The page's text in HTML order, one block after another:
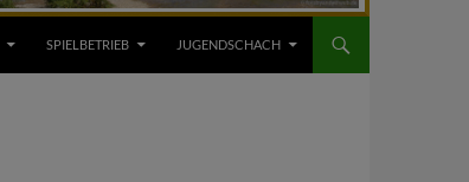
SPIELBETRIEB JUGENDSCHACH